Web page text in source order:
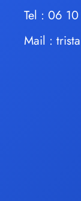
Tel : 06
Mail :